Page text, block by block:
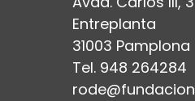
Entreplanta
31003 Pamplona
Tel. 948 264284